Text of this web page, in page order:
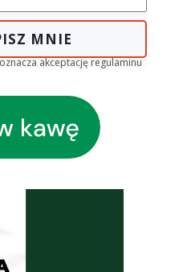
MNIE
akceptację regulaminu